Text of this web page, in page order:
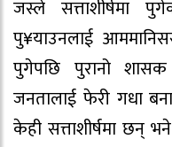
जस्ले सत्ताशीर्षमा
पु¥याउनलाई
पुगेपछि पुरानो
जनतालाई फेरी गधा
केही सत्ताशीर्षमा छन्